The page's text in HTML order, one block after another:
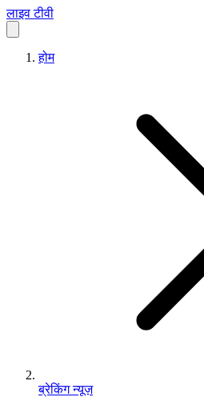
लाइव टीवी
होम
ब्रेकिंग न्यूज़